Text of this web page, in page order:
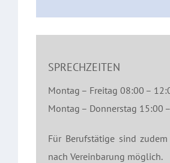
SPRECHZEITEN
Montag – Freitag 08:00 –
Montag – Donnerstag 15:00
Für Berufstätige sind
nach Vereinbarung möglich.